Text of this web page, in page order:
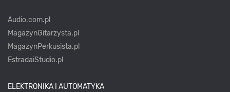
Audio.com.pl
MagazynGitarzysta.pl
MagazynPerkusista.pl
EstradaiStudio.pl
ELEKTRONIKA I AUTOMATYKA